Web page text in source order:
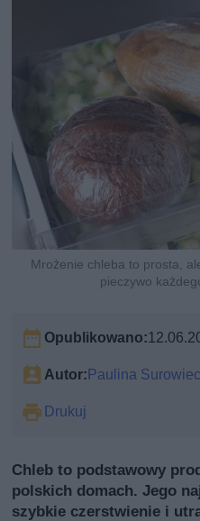
Mrożenie chleba to prosta,
pieczywo
Opublikowano:
Autor:Paulina Surowiec
Drukuj
Chleb to podstawowy
polskich domach. Jego
szybkie czerstwienie i